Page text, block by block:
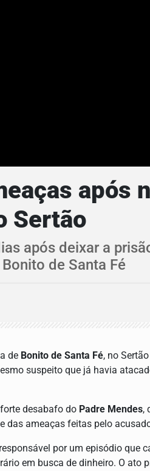
após
Sertão
após deixar a
de Santa Fé
de Bonito de Santa Fé, no
suspeito que já havia
desabafo do Padre Mendes,
das ameaças feitas pelo
por um episódio que
em busca de dinheiro. O ato